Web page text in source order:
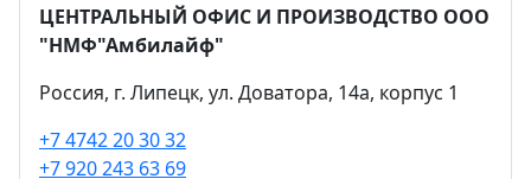
ЦЕНТРАЛЬНЫЙ ОФИС И ПРОИЗВОДСТВО ООО
"НМФ"Амбилайф"
Россия, г. Липецк, ул. Доватора, 14а, корпус 1
+7 4742 20 30 32
+7 920 243 63 69